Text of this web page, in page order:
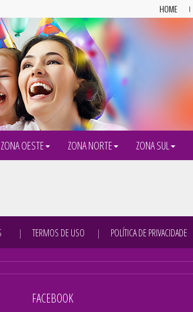
HOME
ZONA OESTE ZONA NORTE ZONA SUL
TERMOS DE USO POLÍTICA DE PRIVACIDADE
FACEBOOK